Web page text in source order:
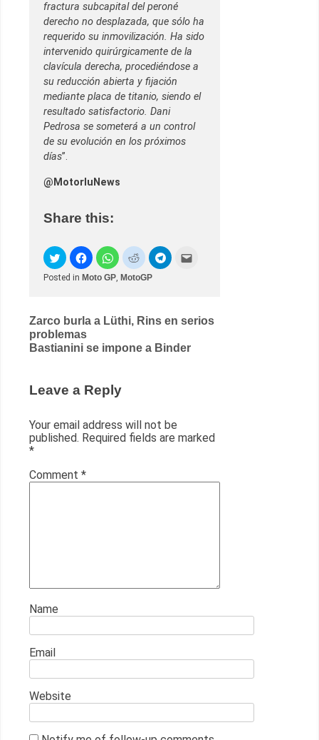
fractura subcapital del peroné
derecho no desplazada, que sólo ha
requerido su inmovilización. Ha sido
intervenido quirúrgicamente de la
clavícula derecha, procediéndose a
su reducción abierta y fijación
mediante placa de titanio, siendo el
resultado satisfactorio. Dani
Pedrosa se someterá a un control
de su evolución en los próximos
días”.
@MotorluNews
Share this:
Posted in Moto GP, MotoGP
Post
navigation
Zarco burla a Lüthi, Rins en serios
problemas
Bastianini se impone a Binder
Leave a Reply
Your email address will not be
published. Required fields are marked
*
Comment *
Name
Email
Website